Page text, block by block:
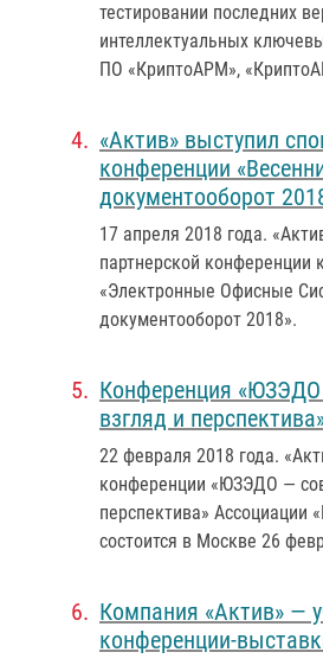
тестировании последних
интеллектуальных
ПО «КриптоАРМ»,
«Актив» выступил
конференции
документооборот
17 апреля 2018 года.
партнерской конференции
«Электронные Офисные
документооборот 2018».
Конференция
взгляд и
22 февраля 2018 года.
конференции «ЮЗЭДО —
перспектива» Ассоциации
состоится в Москве 26
Компания «Актив» —
конференции-